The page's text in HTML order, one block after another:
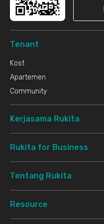
Tenant
Kost
Apartemen
Community
Kerjasama Rukita
Rukita for Business
Tentang Rukita
Resource